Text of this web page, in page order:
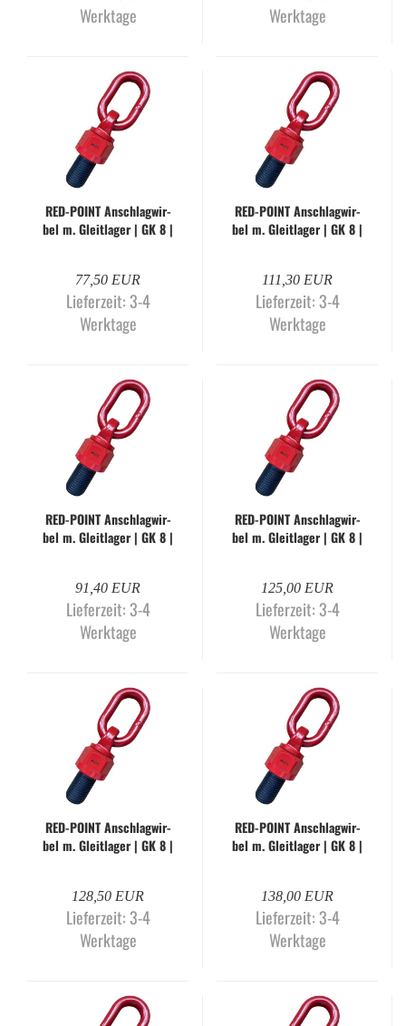
Werktage
Werktage
RED-​POINT An­schlag­wir­
bel m. Gleit­la­ger | GK 8 |
77,50 EUR
Lieferzeit:3-4
Werktage
RED-​POINT An­schlag­wir­
bel m. Gleit­la­ger | GK 8 |
111,30 EUR
Lieferzeit:3-4
Werktage
RED-​POINT An­schlag­wir­
bel m. Gleit­la­ger | GK 8 |
91,40 EUR
Lieferzeit:3-4
Werktage
RED-​POINT An­schlag­wir­
bel m. Gleit­la­ger | GK 8 |
125,00 EUR
Lieferzeit:3-4
Werktage
RED-​POINT An­schlag­wir­
bel m. Gleit­la­ger | GK 8 |
128,50 EUR
Lieferzeit:3-4
Werktage
RED-​POINT An­schlag­wir­
bel m. Gleit­la­ger | GK 8 |
138,00 EUR
Lieferzeit:3-4
Werktage